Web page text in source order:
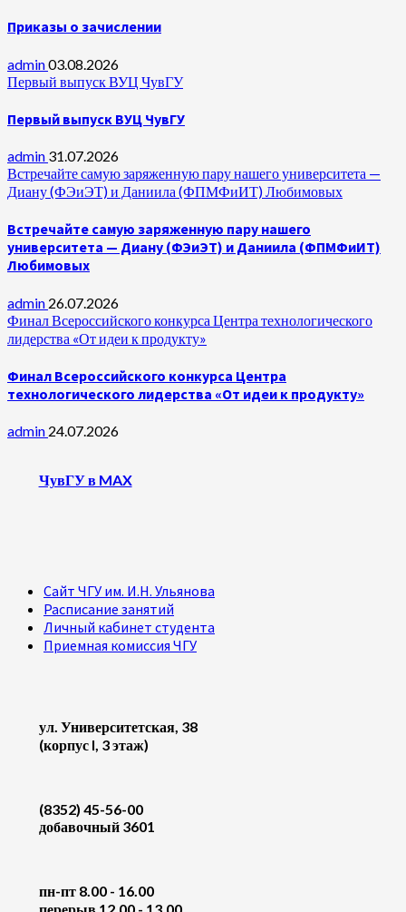
Приказы о зачислении
admin03.08.2026
Первый выпуск ВУЦ ЧувГУ
Первый выпуск ВУЦ ЧувГУ
admin 31.07.2026
Встречайте самую заряженную пару нашего университета —
Диану (ФЭиЭТ) и Даниила (ФПМФиИТ) Любимовых
Встречайте самую заряженную пару нашего
университета — Диану (ФЭиЭТ) и Даниила (ФПМФиИТ)
Любимовых
admin 26.07.2026
Финал Всероссийского конкурса Центра технологического
лидерства «От идеи к продукту»
Финал Всероссийского конкурса Центра
технологического лидерства «От идеи к продукту»
admin 24.07.2026
ЧувГУ в MAX
Сайт ЧГУ им. И.Н. Ульянова
Расписание занятий
Личный кабинет студента
Приемная комиссия ЧГУ
ул. Университетская, 38
(корпус I, 3 этаж)
(8352) 45-56-00
добавочный 3601
пн-пт 8.00 - 16.00